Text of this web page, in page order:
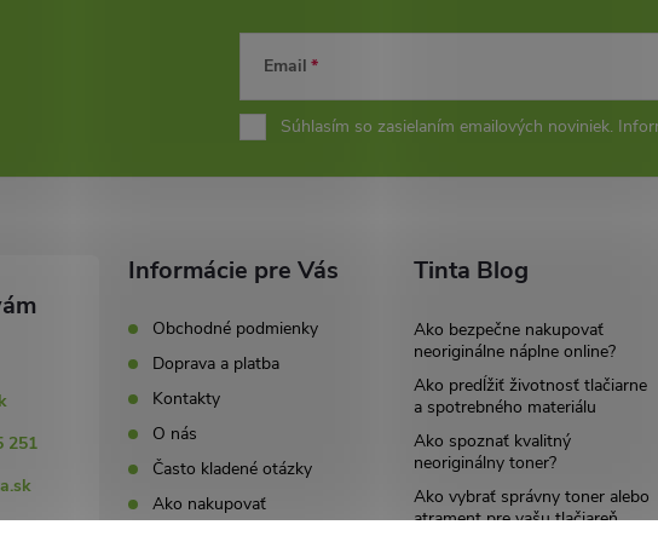
Email
Súhlasím so zasielaním emailových noviniek.
251
Informácie pre Vás
Obchodné podmienky
Doprava a platba
Kontakty
O nás
Často kladené otázky
Ako nakupovať
Tinta Blog
Ako bezpečne nakupovať
neoriginálne náplne online?
Ako predĺžiť životnosť tlačiarne
a spotrebného materiálu
Ako spoznať kvalitný
neoriginálny toner?
Ako vybrať správny toner alebo
atrament pre vašu tlačiareň